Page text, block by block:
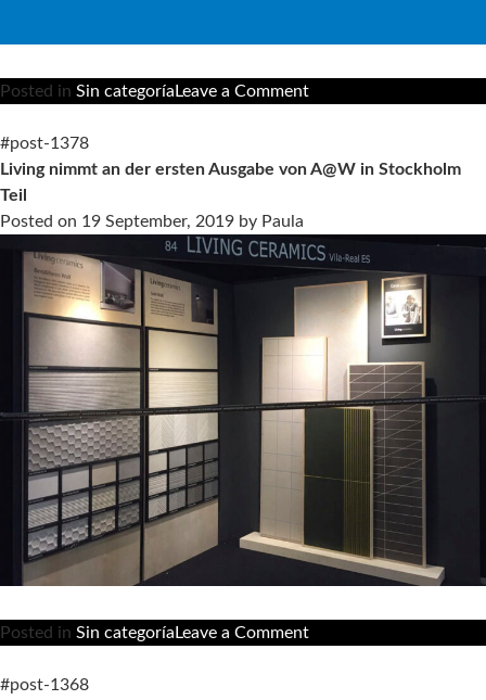
Posted in Sin categoría Leave a Commenton
beherbergt
Ausgabe
von
A@W
#post-1378
Living nimmt an der ersten Ausgabe von A@W in Stockholm
Teil
Posted on 19 September, 2019 by Paula
Posted in Sin categoría Leave a Commenton
#post-1368